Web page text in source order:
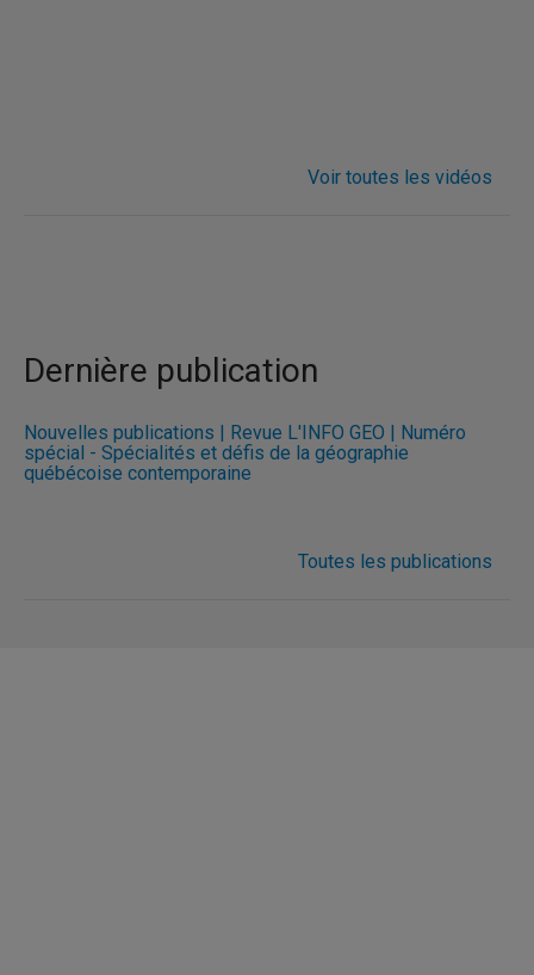
Voir toutes les vidéos
Dernière publication
Nouvelles publications | Revue L'INFO GÉO | Numéro
spécial - Spécialités et défis de la géographie
québécoise contemporaine
Toutes les publications